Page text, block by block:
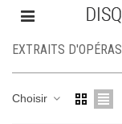
EXTRAITS D'OPÉRAS
Choisir